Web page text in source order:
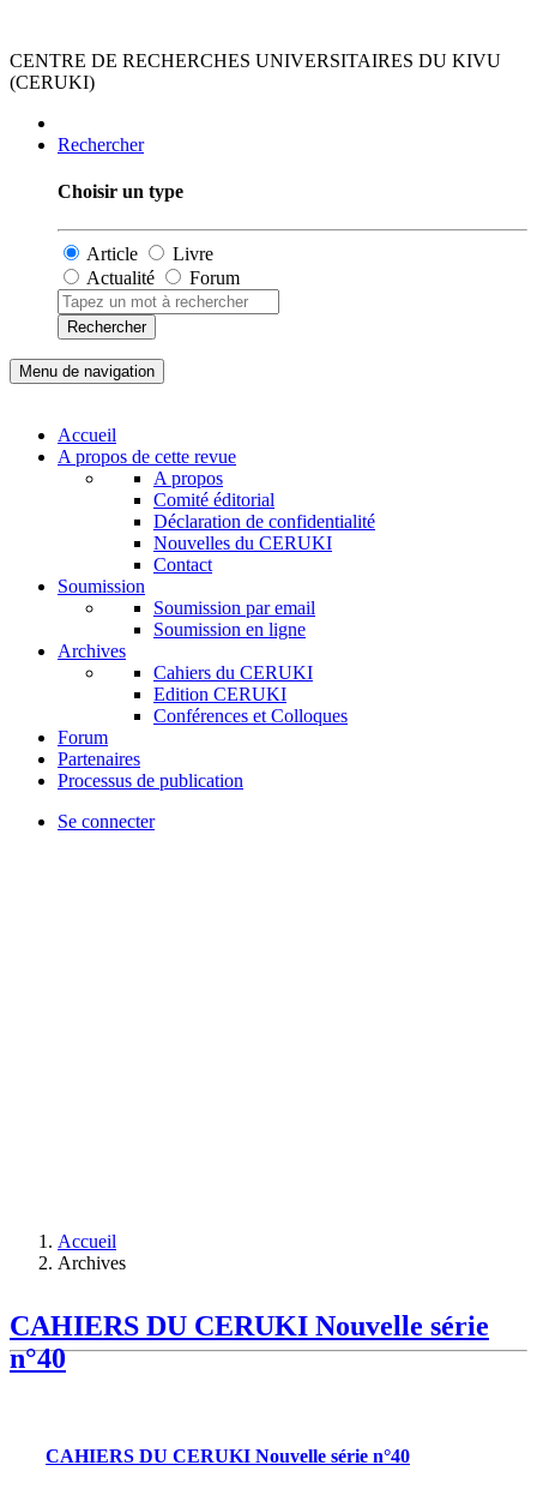
CENTRE DE RECHERCHES UNIVERSITAIRES DU KIVU
(CERUKI)
Rechercher
Choisir un type
Article
Livre
Actualité
Forum
Rechercher
Menu de navigation
Accueil
A propos de cette revue
A propos
Comité éditorial
Déclaration de confidentialité
Nouvelles du CERUKI
Contact
Soumission
Soumission par email
Soumission en ligne
Archives
Cahiers du CERUKI
Edition CERUKI
Conférences et Colloques
Forum
Partenaires
Processus de publication
Se connecter
Accueil
Archives
CAHIERS DU CERUKI Nouvelle série
n°40
CAHIERS DU CERUKI Nouvelle série n°40